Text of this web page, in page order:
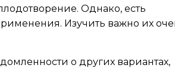
Однако, есть
Изучить важно их
о других вариантах,